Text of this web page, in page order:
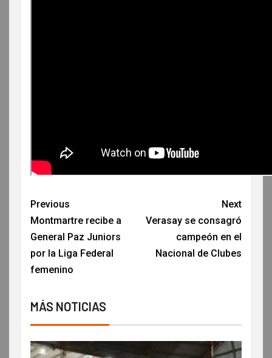
Previous
Montmartre recibe a
General Paz Juniors
por la Liga Federal
femenino
Next
Verasay se consagró
campeón en el
Nacional de Clubes
MÁS NOTICIAS